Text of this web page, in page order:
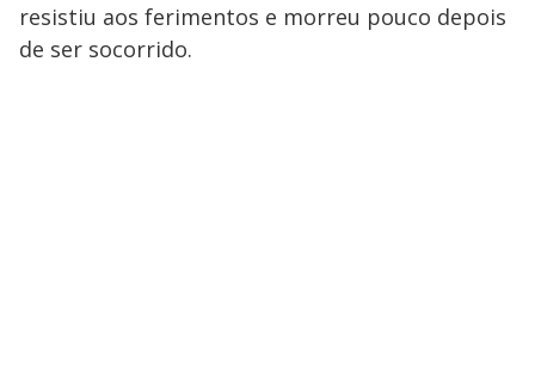
resistiu aos ferimentos e morreu pouco depois
de ser socorrido.